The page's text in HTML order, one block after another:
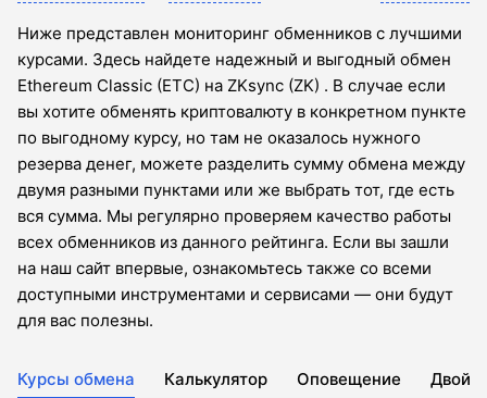
Ниже представлен мониторинг обменников с лучшими
курсами. Здесь найдете надежный и выгодный обмен
Ethereum Classic (ETC) на ZKsync (ZK) . В случае если
вы хотите обменять криптовалюту в конкретном пункте
по выгодному курсу, но там не оказалось нужного
резерва денег, можете разделить сумму обмена между
двумя разными пунктами или же выбрать тот, где есть
вся сумма. Мы регулярно проверяем качество работы
всех обменников из данного рейтинга. Если вы зашли
на наш сайт впервые, ознакомьтесь также со всеми
доступными инструментами и сервисами — они будут
для вас полезны.
Курсы обмена Калькулятор Оповещение